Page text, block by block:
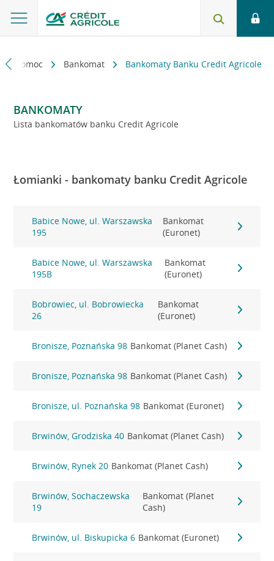
i pomoc Bankomat Bankomaty Banku Credit Agricole
BANKOMATY
Lista bankomatów banku Credit Agricole
Łomianki - bankomaty banku Credit Agricole
Babice Nowe, ul. Warszawska
195
Bankomat
(Euronet)
Babice Nowe, ul. Warszawska
195B
Bankomat
(Euronet)
Bobrowiec, ul. Bobrowiecka
26
Bankomat
(Euronet)
Bronisze, Poznańska 98 Bankomat (Planet Cash)
Bronisze, Poznańska 98 Bankomat (Planet Cash)
Bronisze, ul. Poznańska 98 Bankomat (Euronet)
Brwinów, Grodziska 40 Bankomat (Planet Cash)
Brwinów, Rynek 20 Bankomat (Planet Cash)
Brwinów, Sochaczewska
19
Bankomat (Planet
Cash)
Brwinów, ul. Biskupicka 6 Bankomat (Euronet)